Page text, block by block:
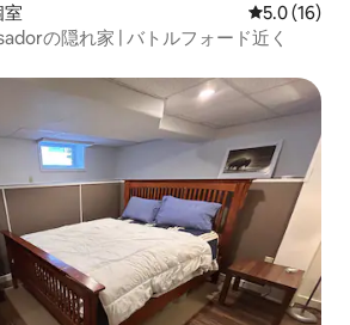
レビュー16
5.0 (16)
の隠れ家 | バトルフォード近く